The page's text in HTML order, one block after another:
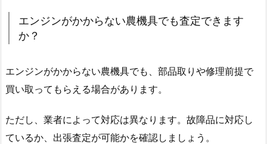
エンジンがかからない農機具でも査定できます
か？
エンジンがかからない農機具でも、部品取りや修理前提で
買い取ってもらえる場合があります。
ただし、業者によって対応は異なります。故障品に対応し
ているか、出張査定が可能かを確認しましょう。